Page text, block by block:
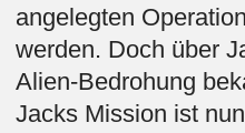
angelegten
werden. Doch über
Alien-Bedrohung
Jacks Mission ist